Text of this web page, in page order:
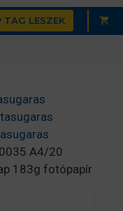
TAG LESZEK
A4/20
183g fotópapír